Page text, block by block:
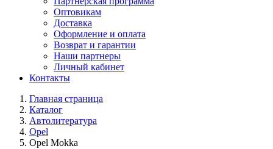
Оптовикам
Доставка
Оформление и оплата
Возврат и гарантии
Наши партнеры
Личный кабинет
Контакты
Главная страница
Каталог
Автолитература
Opel
Opel Mokka